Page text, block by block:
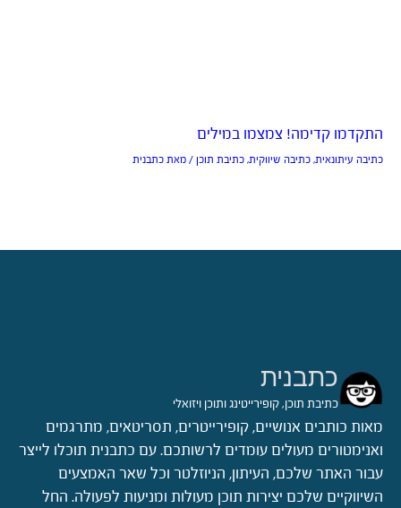
התקדמו קדימה! צמצמו במילים
כתיבה עיתונאית, כתיבה שיווקית, כתיבת תוכן / מאת כתבנית
כתבנית
כתיבת תוכן, קופירייטינג ותוכן ויזואלי
מאות כותבים אנושיים, קופירייטרים, תסריטאים, מתרגמים
ואנימטורים מעולים עומדים לרשותכם. עם כתבנית תוכלו לייצר
עבור האתר שלכם, העיתון, הניוזלטר וכל שאר האמצעים
השיווקיים שלכם יצירות תוכן מעולות ומניעות לפעולה. החל